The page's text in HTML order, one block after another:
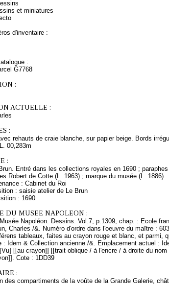
et miniatures
d'inventaire :
:
G7768
:
ACTUELLE :
:
rehauts de craie blanche, sur papier beige. Bords
00,283m
:
Entré dans les collections royales en 1690 ;
Robert de Cotte (L. 1963) ; marque du musée (L. 1886).
: Cabinet du Roi
: saisie atelier de Le Brun
: 1690
DU MUSEE NAPOLEON :
Napoléon. Dessins. Vol.7, p.1309, chap. : Ecole
Charles /&. Numéro d'ordre dans l'oeuvre du maître :
tableaux, faites au crayon rouge et blanc, et parmi,
: Idem & Collection ancienne /&. Emplacement actuel :
[[au crayon]] [[trait oblique / à l'encre / à droite du
Cote : 1DD39
:
des compartiments de la voûte de la Grande Galerie,